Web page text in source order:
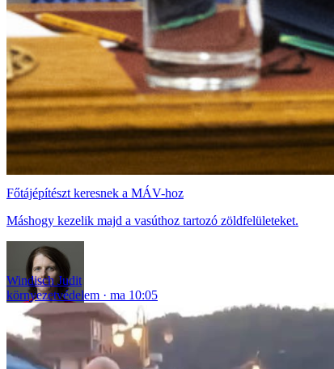
Főtájépítészt keresnek a MÁV-hoz
Máshogy kezelik majd a vasúthoz tartozó zöldfelületeket.
Windisch Judit
környezetvédelem
ma 10:05